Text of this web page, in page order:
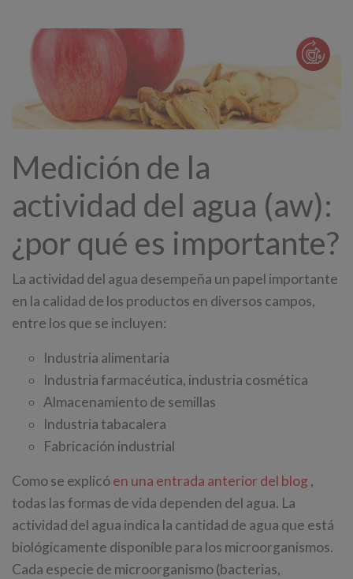
Medición de la
actividad del agua (aw):
¿por qué es importante?
La actividad del agua desempeña un papel importante
en la calidad de los productos en diversos campos,
entre los que se incluyen:
Industria alimentaria
Industria farmacéutica, industria cosmética
Almacenamiento de semillas
Industria tabacalera
Fabricación industrial
Como se explicóen una entrada anterior del blog ,
todas las formas de vida dependen del agua. La
actividad del agua indica la cantidad de agua que está
biológicamente disponible para los microorganismos.
Cada especie de microorganismo (bacterias,